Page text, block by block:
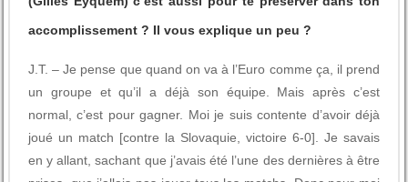
accomplissement ? Il vous explique un peu ?
J.T. – Je pense que quand on va à l’Euro comme ça, il prend
un groupe et qu’il a déjà son équipe. Mais après c’est
normal, c’est pour gagner. Moi je suis contente d’avoir déjà
joué un match [contre la Slovaquie, victoire 6-0]. Je savais
en y allant, sachant que j’avais été l’une des dernières à être